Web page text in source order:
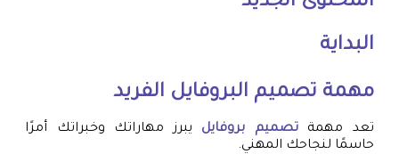
البداية
مهمة تصميم البروفايل الفريد
تعد مهمة تصميم بروفايل يبرز مهاراتك وخبراتك أمرًا
حاسمًا لنجاحك المهني.